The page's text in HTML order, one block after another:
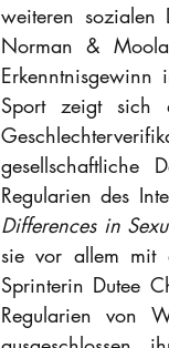
weiteren sozialen
Norman &
Erkenntnisgewinn
Sport zeigt sich
gesellschaftliche
Differences in
sie vor allem mit
Sprinterin Dutee
Regularien von